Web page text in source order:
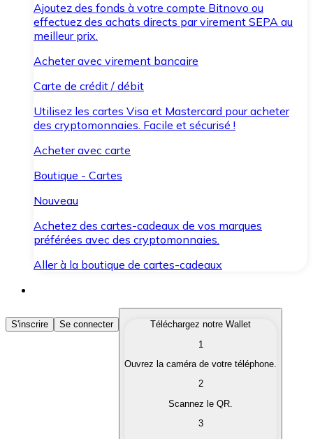
Ajoutez des fonds à votre compte Bitnovo ou
effectuez des achats directs par virement SEPA au
meilleur prix.
Acheter avec virement bancaire
Carte de crédit / débit
Utilisez les cartes Visa et Mastercard pour acheter
des cryptomonnaies. Facile et sécurisé !
Acheter avec carte
Boutique - Cartes
Nouveau
Achetez des cartes-cadeaux de vos marques
préférées avec des cryptomonnaies.
Aller à la boutique de cartes-cadeaux
Acheter des Cryptomonnaies
Achetez les cryptomonnaies qui vous intéressent
Convertissez vos cryptomonnaies en monnaie
S'inscrire Se connecter
Téléchargez notre Wallet
1
Ouvrez la caméra de votre téléphone.
2
Scannez le QR.
3